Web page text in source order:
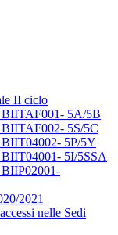
II ciclo
5A/5B
5S/5C
5P/5Y
5I/5SSA
2021
nelle Sedi